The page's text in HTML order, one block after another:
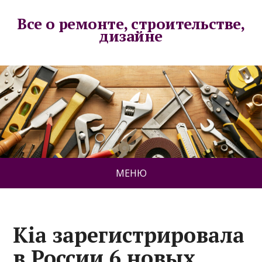
Все о ремонте, строительстве,
дизайне
МЕНЮ
Kia зарегистрировала